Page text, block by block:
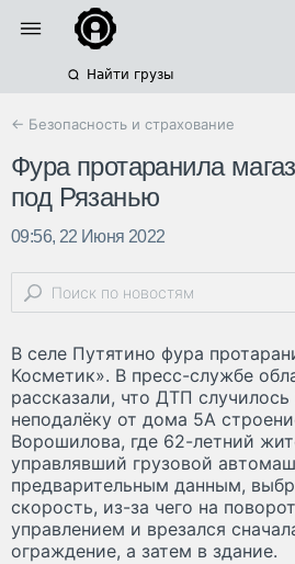
Найти грузы
← Безопасность и страхование
Фура протаранила
под Рязанью
09:56, 22 Июня 2022
В селе Путятино фура
Косметик». В пресс-службе
рассказали, что ДТП
неподалёку от дома 5А
Ворошилова, где 62-летний
управлявший грузовой
предварительным данным,
скорость, из-за чего на
управлением и врезался
ограждение, а затем в здание.